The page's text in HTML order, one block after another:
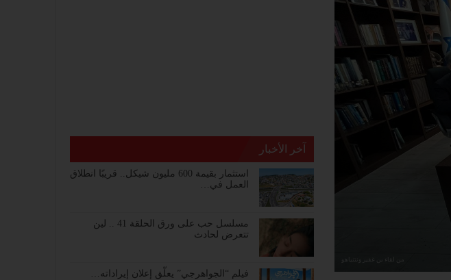
من لقاء بن غفير ونتنياهو
آخر الأخبار
استثمار بقيمة 600 مليون شيكل.. قريبًا انطلاق
العمل في…
مسلسل حب على ورق الحلقة 41 .. لين
تتعرض لحادث
فيلم “الجواهرجي” يعلّق إعلان إيراداته…